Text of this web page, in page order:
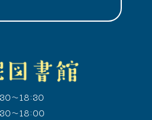
～18:30
～18:00